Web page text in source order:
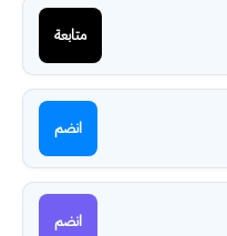
متابعة
انضم
انضم